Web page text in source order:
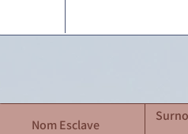
Nom Esclave